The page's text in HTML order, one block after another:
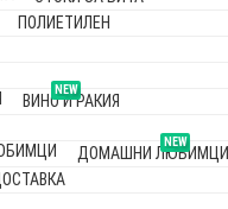
ПОЛИЕТИЛЕН
NEW
ВИНО И РАКИЯ
NEW
ДОМАШНИ ЛЮБИМЦИ